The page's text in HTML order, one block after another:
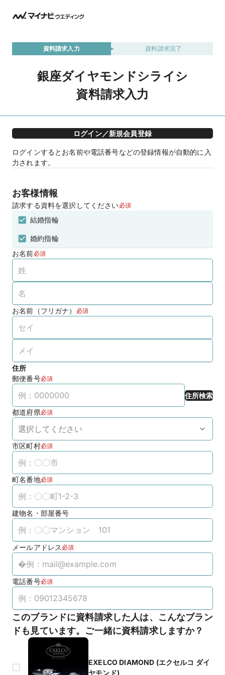
資料請求入力 資料請求完了
銀座ダイヤモンドシライシ
資料請求入力
ログイン／新規会員登録
ログインするとお名前や電話番号などの登録情報が自動的に入
力されます。
お客様情報
請求する資料を選択してください必須
結婚指輪
婚約指輪
お名前必須
お名前（フリガナ） 必須
住所
郵便番号必須
住所検索
都道府県必須
市区町村必須
町名番地必須
建物名・部屋番号
メールアドレス 必須
電話番号必須
このブランドに資料請求した人は、こんなブラン
ドも見ています。ご一緒に資料請求しますか？
EXELCO DIAMOND (エクセルコ ダイ
ヤモンド)